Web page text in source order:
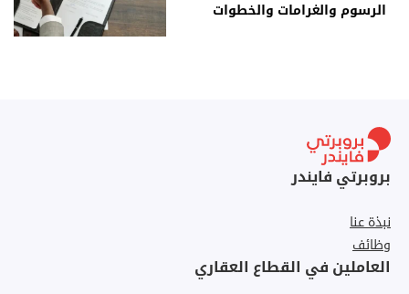
الرسوم والغرامات والخطوات
بروبرتي فايندر
نبذة عنا
وظائف
العاملين في القطاع العقاري